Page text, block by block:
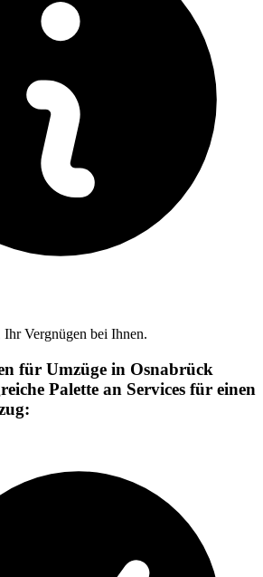
Vergnügen bei Ihnen.
für Umzüge in Osnabrück
Palette an Services für einen